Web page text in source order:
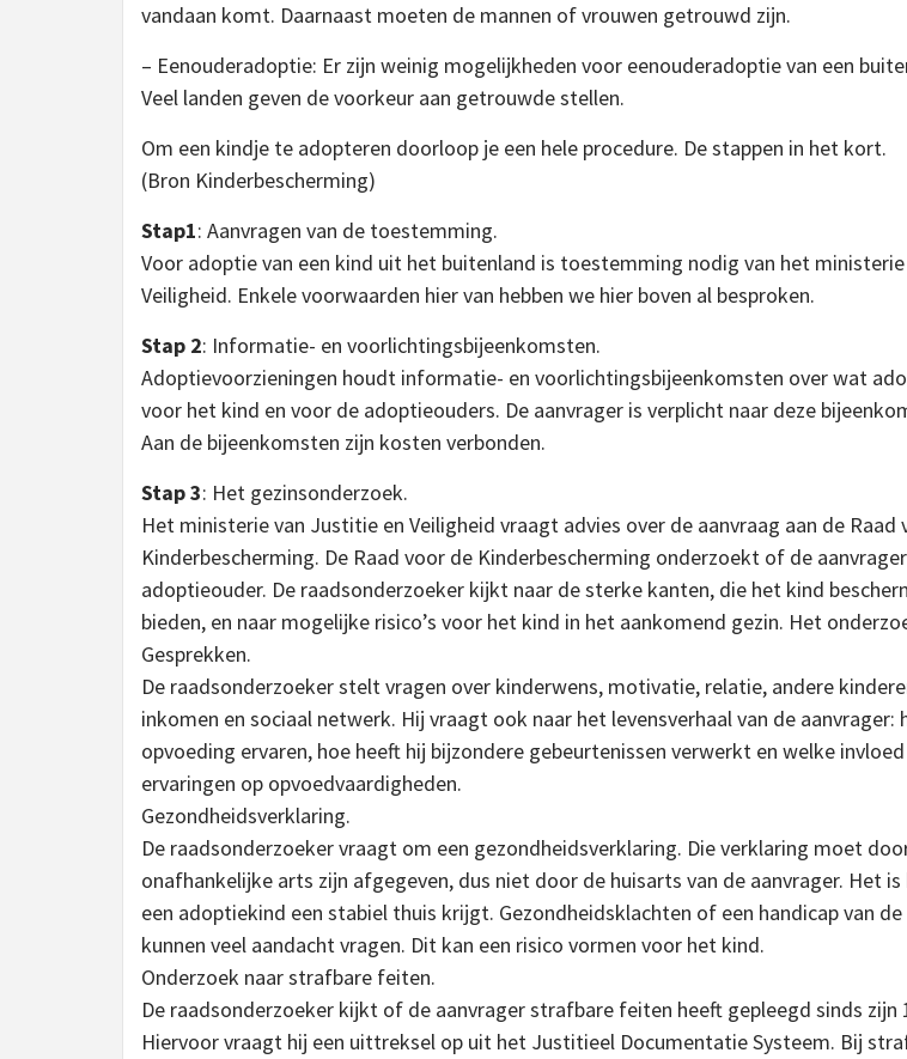
vandaan komt. Daarnaast moeten de mannen of vrouwen getrouwd zijn.
– Eenouderadoptie: Er zijn weinig mogelijkheden voor eenouderadoptie van een
Veel landen geven de voorkeur aan getrouwde stellen.
Om een kindje te adopteren doorloop je een hele procedure. De stappen in het kort.
(Bron Kinderbescherming)
Stap1: Aanvragen van de toestemming.
Voor adoptie van een kind uit het buitenland is toestemming nodig van het
Veiligheid. Enkele voorwaarden hier van hebben we hier boven al besproken.
Stap 2: Informatie- en voorlichtingsbijeenkomsten.
Adoptievoorzieningen houdt informatie- en voorlichtingsbijeenkomsten over wat
voor het kind en voor de adoptieouders. De aanvrager is verplicht naar deze
Aan de bijeenkomsten zijn kosten verbonden.
Stap 3: Het gezinsonderzoek.
Het ministerie van Justitie en Veiligheid vraagt advies over de aanvraag aan de Raad
Kinderbescherming. De Raad voor de Kinderbescherming onderzoekt of de
adoptieouder. De raadsonderzoeker kijkt naar de sterke kanten, die het kind
bieden, en naar mogelijke risico’s voor het kind in het aankomend gezin. Het
Gesprekken.
De raadsonderzoeker stelt vragen over kinderwens, motivatie, relatie, andere
inkomen en sociaal netwerk. Hij vraagt ook naar het levensverhaal van de aanvrager:
opvoeding ervaren, hoe heeft hij bijzondere gebeurtenissen verwerkt en welke
ervaringen op opvoedvaardigheden.
Gezondheidsverklaring.
De raadsonderzoeker vraagt om een gezondheidsverklaring. Die verklaring moet
onafhankelijke arts zijn afgegeven, dus niet door de huisarts van de aanvrager. Het
een adoptiekind een stabiel thuis krijgt. Gezondheidsklachten of een handicap van
kunnen veel aandacht vragen. Dit kan een risico vormen voor het kind.
Onderzoek naar strafbare feiten.
De raadsonderzoeker kijkt of de aanvrager strafbare feiten heeft gepleegd sinds zijn
Hiervoor vraagt hij een uittreksel op uit het Justitieel Documentatie Systeem. Bij